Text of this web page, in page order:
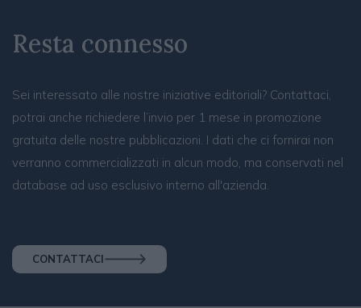
Resta connesso
Sei interessato alle nostre iniziative editoriali? Contattaci,
potrai anche richiedere l’invio per 1 mese in promozione
gratuita delle nostre pubblicazioni. I dati che ci fornirai non
verranno commercializzati in alcun modo, ma conservati nel
database ad uso esclusivo interno all'azienda.
CONTATTACI